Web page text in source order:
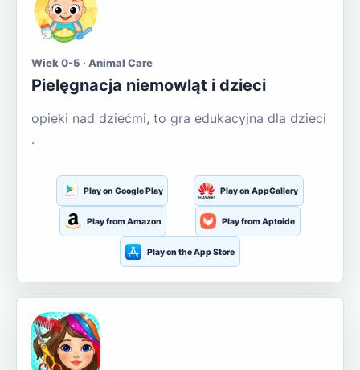
Wiek 0-5 · Animal Care
Pielęgnacja niemowląt i dzieci
opieki nad dziećmi, to gra edukacyjna dla dzieci
.
Play on Google Play Play on AppGallery
Play from Amazon Play from Aptoide
Play on the App Store